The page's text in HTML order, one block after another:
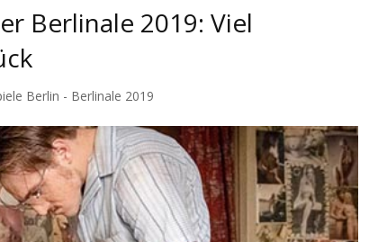
Berlinale 2019: Viel
Berlin - Berlinale 2019